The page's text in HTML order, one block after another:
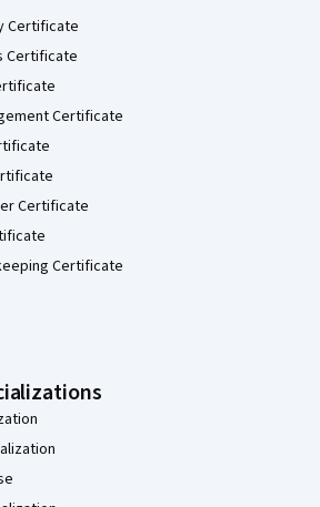
Certificate
Certificate
Certificate
Certificate
Certificate